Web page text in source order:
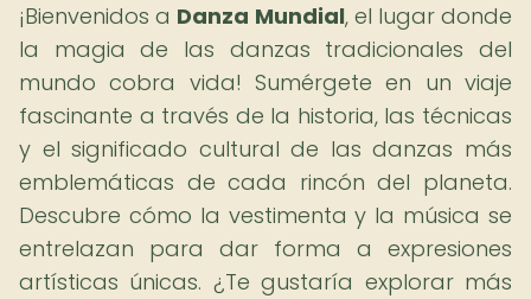
¡Bienvenidos a Danza Mundial, el lugar donde
la magia de las danzas tradicionales del
mundo cobra vida! Sumérgete en un viaje
fascinante a través de la historia, las técnicas
y el significado cultural de las danzas más
emblemáticas de cada rincón del planeta.
Descubre cómo la vestimenta y la música se
entrelazan para dar forma a expresiones
artísticas únicas. ¿Te gustaría explorar más